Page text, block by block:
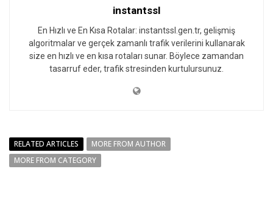
instantssl
En Hızlı ve En Kısa Rotalar: instantssl.gen.tr, gelişmiş
algoritmalar ve gerçek zamanlı trafik verilerini kullanarak
size en hızlı ve en kısa rotaları sunar. Böylece zamandan
tasarruf eder, trafik stresinden kurtulursunuz.
RELATED ARTICLES
MORE FROM AUTHOR
MORE FROM CATEGORY